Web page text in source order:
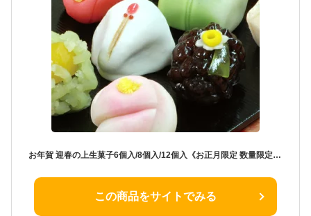
お年賀 迎春の上生菓子6個入/8個入/12個入《お正月限定 数量限定》お正月 上生菓子 和菓子 生菓子 手作り 高級 干支 午 お歳暮 老舗 ギフト お菓子 正月 詰め合わせ ご挨拶 迎春 誕生日 お取り寄せ 老舗 おくりもの 手土産 午年 お茶菓子 滋賀県 甲賀 大彌 2026年
この商品をサイトでみる